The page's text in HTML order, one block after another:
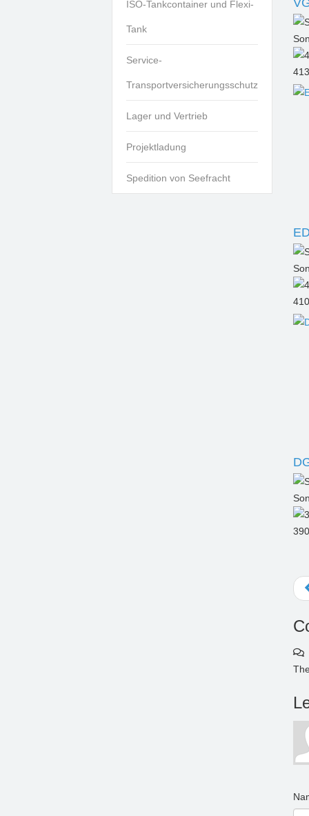
ISO-Tankcontainer und Flexi-
Tank
Service-
Transportversicherungsschutz
Lager und Vertrieb
Projektladung
Spedition von Seefracht